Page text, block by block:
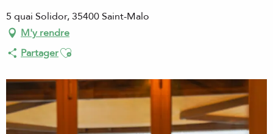
5 quai Solidor, 35400 Saint-Malo
M'y rendre
PartagerAjouter aux favoris